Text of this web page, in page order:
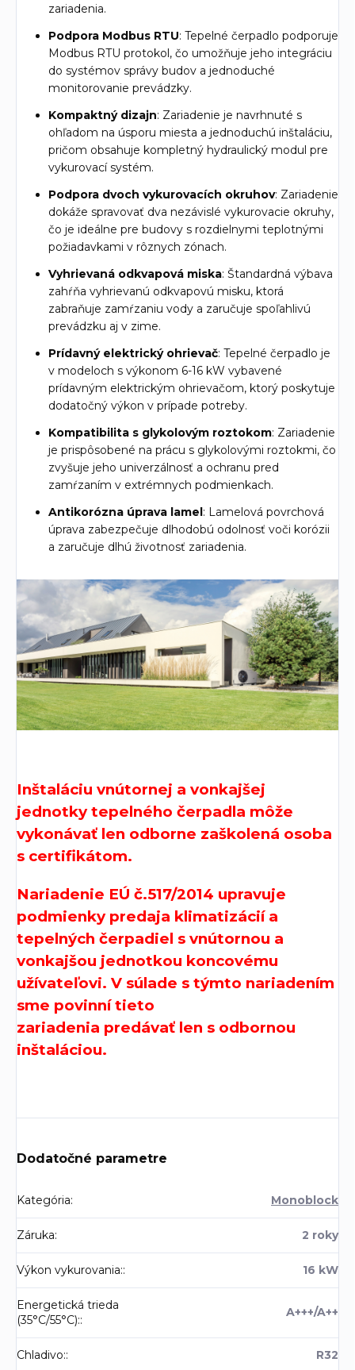
zariadenia.
Podpora Modbus RTU: Tepelné čerpadlo podporuje
Modbus RTU protokol, čo umožňuje jeho integráciu
do systémov správy budov a jednoduché
monitorovanie prevádzky.
Kompaktný dizajn: Zariadenie je navrhnuté s
ohľadom na úsporu miesta a jednoduchú inštaláciu,
pričom obsahuje kompletný hydraulický modul pre
vykurovací systém.
Podpora dvoch vykurovacích okruhov: Zariadenie
dokáže spravovať dva nezávislé vykurovacie okruhy,
čo je ideálne pre budovy s rozdielnymi teplotnými
požiadavkami v rôznych zónach.
Vyhrievaná odkvapová miska: Štandardná výbava
zahŕňa vyhrievanú odkvapovú misku, ktorá
zabraňuje zamŕzaniu vody a zaručuje spoľahlivú
prevádzku aj v zime.
Prídavný elektrický ohrievač: Tepelné čerpadlo je
v modeloch s výkonom 6-16 kW vybavené
prídavným elektrickým ohrievačom, ktorý poskytuje
dodatočný výkon v prípade potreby.
Kompatibilita s glykolovým roztokom: Zariadenie
je prispôsobené na prácu s glykolovými roztokmi, čo
zvyšuje jeho univerzálnosť a ochranu pred
zamŕzaním v extrémnych podmienkach.
Antikorózna úprava lamel: Lamelová povrchová
úprava zabezpečuje dlhodobú odolnosť voči korózii
a zaručuje dlhú životnosť zariadenia.
Inštaláciu vnútornej a vonkajšej
jednotky tepelného čerpadla môže
vykonávať len odborne zaškolená osoba
s certifikátom.
Nariadenie EÚ č.517/2014 upravuje
podmienky predaja klimatizácií a
tepelných čerpadiel s vnútornou a
vonkajšou jednotkou koncovému
užívateľovi. V súlade s týmto nariadením
sme povinní tieto
zariadenia predávať len s odbornou
inštaláciou.
Dodatočné parametre
Kategória: Monoblock
Záruka: 2 roky
Výkon vykurovania:: 16 kW
Energetická trieda
(35°C/55°C)::
A+++/A++
Chladivo:: R32